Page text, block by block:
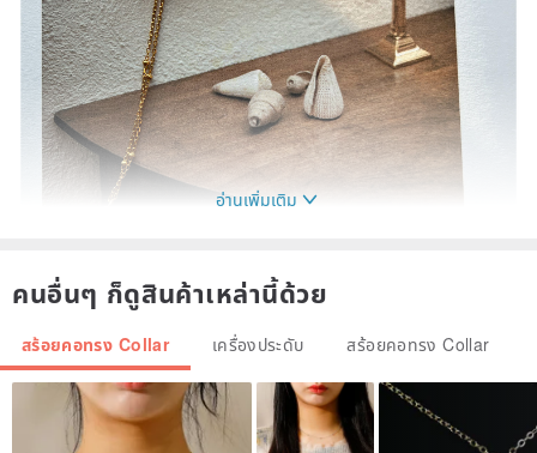
อ่านเพิ่มเติม
คนอื่นๆ ก็ดูสินค้าเหล่านี้ด้วย
สร้อยคอทรง Collar เครื่องประดับ สร้อยคอทรง Collar